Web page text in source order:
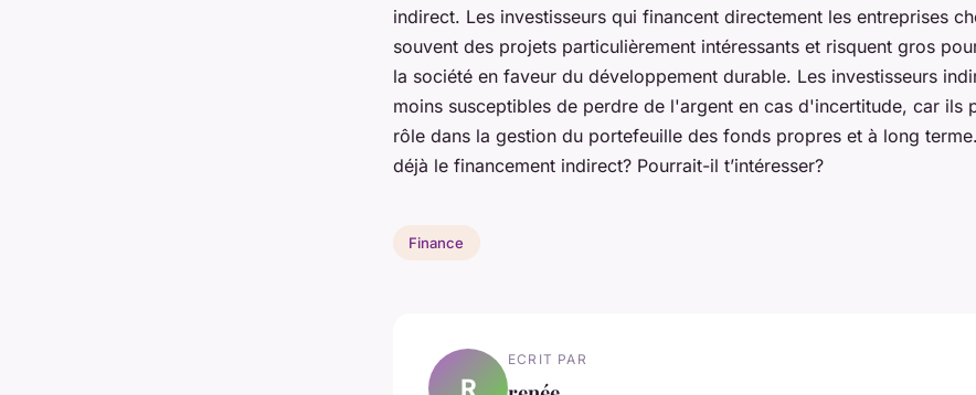
indirect. Les investisseurs qui financent directement les entreprises
souvent des projets particulièrement intéressants et risquent gros
la société en faveur du développement durable. Les investisseurs
moins susceptibles de perdre de l'argent en cas d'incertitude, car ils
rôle dans la gestion du portefeuille des fonds propres et à long
déjà le financement indirect? Pourrait-il t’intéresser?
Finance
R
ECRIT PAR